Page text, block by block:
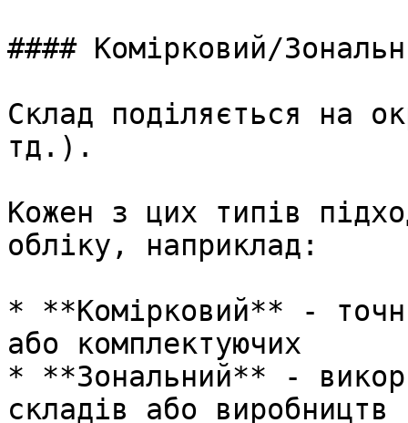
#### Комірковий/
Склад поділяється на
тд.).
Кожен з цих типів
обліку, наприклад:
* **Комірковий** -
або комплектуючих
* **Зональний** -
складів або виробництв